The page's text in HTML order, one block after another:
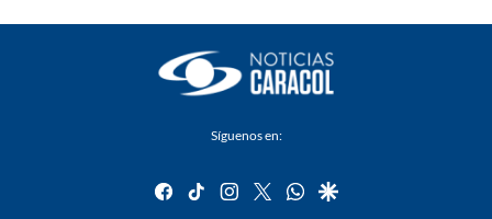
Síguenos en:
facebook
tiktok instagram
twitterwhatsapp
google